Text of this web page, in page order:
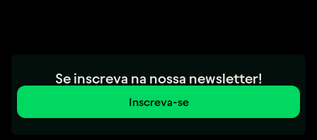
Se inscreva na nossa newsletter!
Inscreva-se